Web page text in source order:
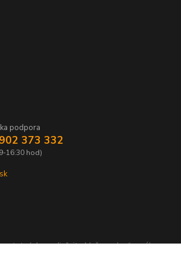
podpora
373 332
16:30 hod)
ostatných a zdieľajte Vašu radosť z nákupu a